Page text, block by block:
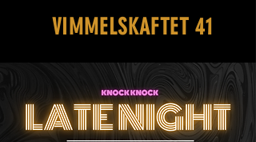
VIMMELSKAFTET 41